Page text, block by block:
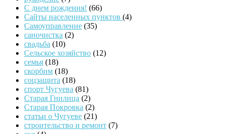
С днем рождения! (66)
Сайты населенных пунктов (4)
Самоуправление (35)
саночистка (2)
свадьба (10)
Сельское хозяйство (12)
семья (18)
скорбим (18)
соцзащита (18)
спорт Чугуева (81)
Старая Гнилица (2)
Старая Покровка (2)
статьи о Чугуеве (21)
строительство и ремонт (7)